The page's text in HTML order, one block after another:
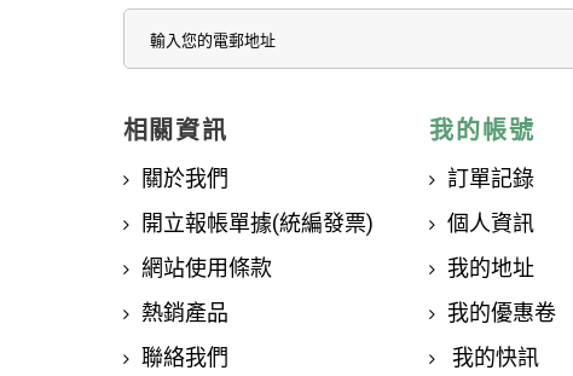
相關資訊
關於我們
開立報帳單據(統編發票)
網站使用條款
熱銷產品
聯絡我們
我的帳號
訂單記錄
個人資訊
我的地址
我的優惠卷
我的快訊